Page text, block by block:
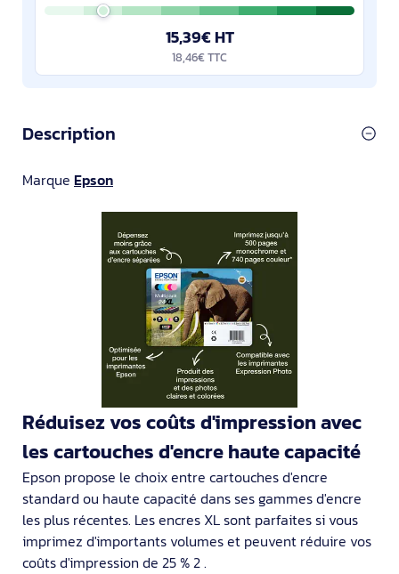
15,39€ HT
18,46€ TTC
Description
Marque Epson
Réduisez vos coûts d'impression avec
les cartouches d'encre haute capacité
Epson propose le choix entre cartouches d'encre
standard ou haute capacité dans ses gammes d'encre
les plus récentes. Les encres XL sont parfaites si vous
imprimez d'importants volumes et peuvent réduire vos
coûts d'impression de 25 % 2 .